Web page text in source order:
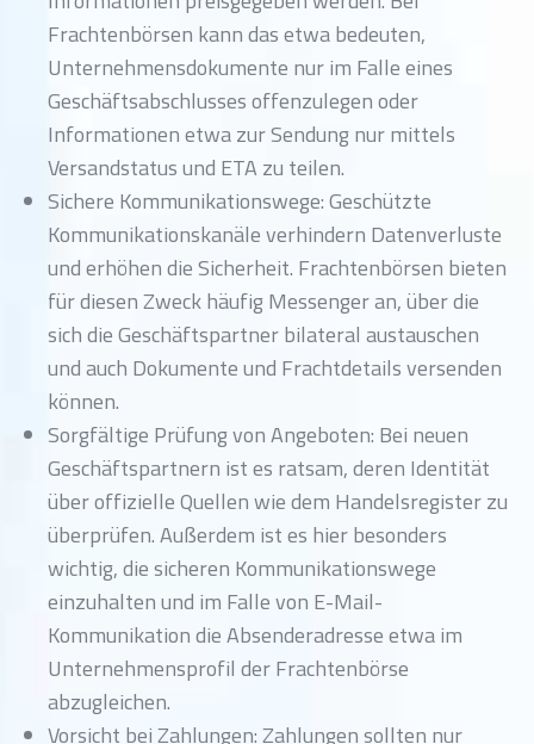
Frachtenbörsen kann das etwa bedeuten,
Unternehmensdokumente nur im Falle eines
Geschäftsabschlusses offenzulegen oder
Informationen etwa zur Sendung nur mittels
Versandstatus und ETA zu teilen.
Sichere Kommunikationswege: Geschützte
Kommunikationskanäle verhindern Datenverluste
und erhöhen die Sicherheit. Frachtenbörsen bieten
für diesen Zweck häufig Messenger an, über die
sich die Geschäftspartner bilateral austauschen
und auch Dokumente und Frachtdetails versenden
können.
Sorgfältige Prüfung von Angeboten: Bei neuen
Geschäftspartnern ist es ratsam, deren Identität
über offizielle Quellen wie dem Handelsregister zu
überprüfen. Außerdem ist es hier besonders
wichtig, die sicheren Kommunikationswege
einzuhalten und im Falle von E-Mail-
Kommunikation die Absenderadresse etwa im
Unternehmensprofil der Frachtenbörse
abzugleichen.
Vorsicht bei Zahlungen: Zahlungen sollten nur